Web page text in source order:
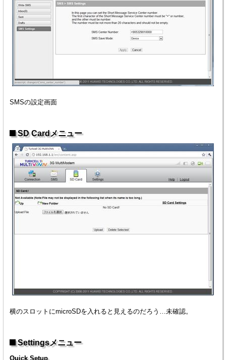
SMSの設定画面
SD Cardメニュー
横のスロットにmicroSDを入れると見えるのだろう…未確認。
Settingsメニュー
Quick Setup